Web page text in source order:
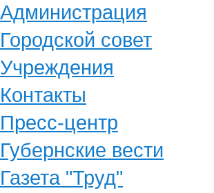
Администрация
Городской совет
Учреждения
Контакты
Пресс-центр
Губернские вести
Газета "Труд"